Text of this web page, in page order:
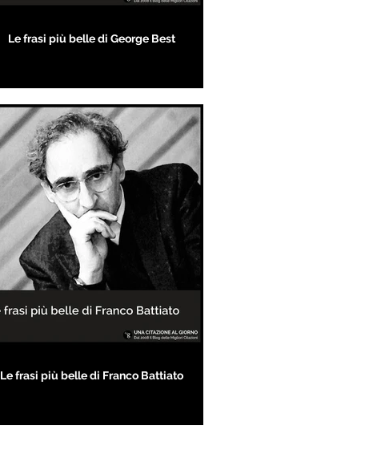
Le frasi più belle di George Best
Le frasi più belle di Franco Battiato